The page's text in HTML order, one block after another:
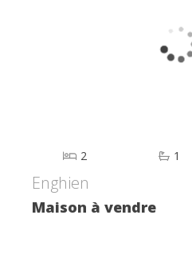
2 1
Enghien
Maison à vendre